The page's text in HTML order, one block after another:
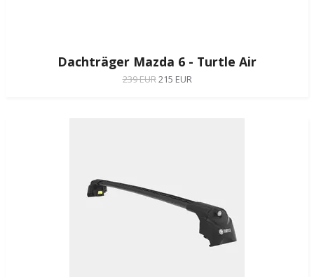
Dachträger Mazda 6 - Turtle Air
239 EUR215 EUR